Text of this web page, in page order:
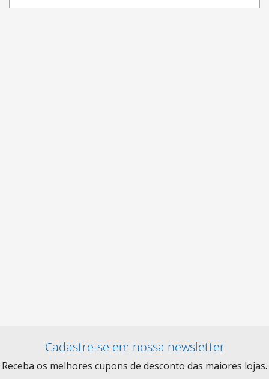
Cadastre-se em nossa newsletter
Receba os melhores cupons de desconto das maiores lojas.